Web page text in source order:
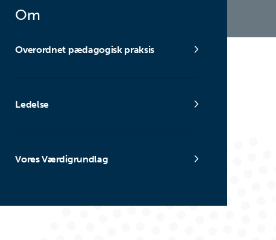
Om
Overordnet pædagogisk praksis
Ledelse
Vores Værdigrundlag